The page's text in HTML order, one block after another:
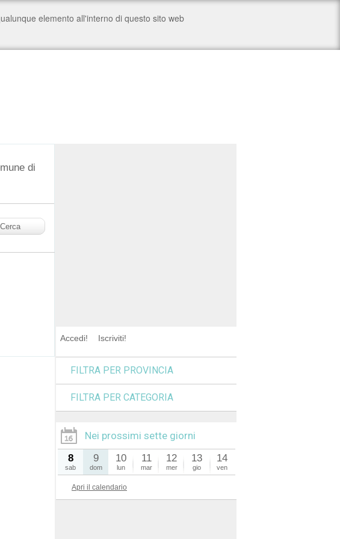
di
Accedi! Iscriviti!
FILTRA PER PROVINCIA
FILTRA PER CATEGORIA
Nei prossimi sette giorni
8
sab
9
dom
10
lun
11
mar
12
mer
13
gio
14
ven
Apri il calendario